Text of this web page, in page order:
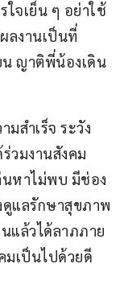
ใจเย็น ๆ อย่าใช้
ลงานเป็นที่
น ญาติพี่น้องเดิน
มสำเร็จ ระวัง
วมงานสังคม
นหาไม่พบ มีช่อง
ดูแลรักษาสุขภาพ
แล้วได้ลาภภาย
มเป็นไปด้วยดี